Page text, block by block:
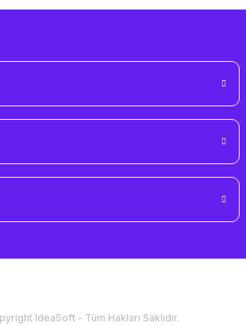
IdeaSoft - Tüm Hakları Saklıdır.